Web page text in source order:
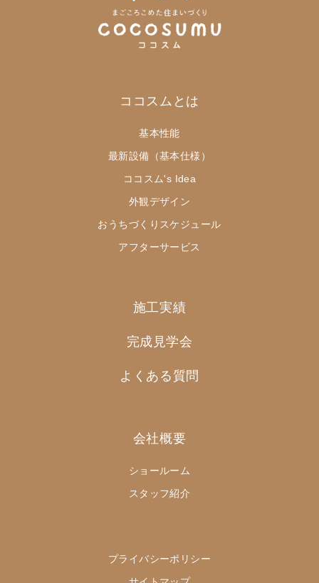
ココスムとは
基本性能
最新設備（基本仕様）
ココスム's Idea
外観デザイン
おうちづくりスケジュール
アフターサービス
施工実績
完成見学会
よくある質問
会社概要
ショールーム
スタッフ紹介
プライバシーポリシー